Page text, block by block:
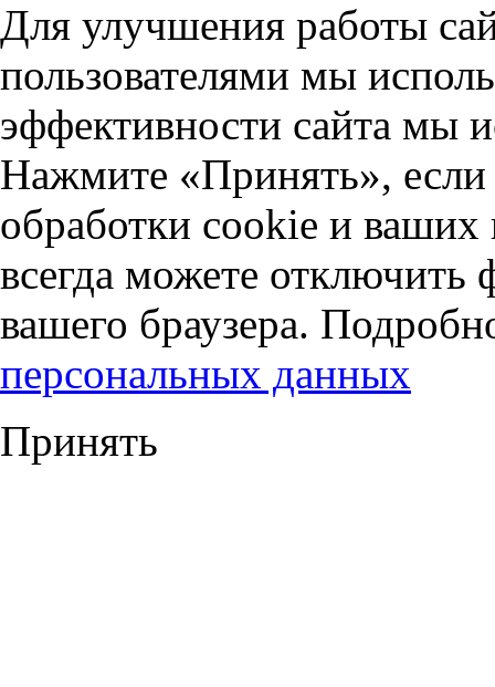
Для улучшения работы
пользователями мы
эффективности сайта мы
Нажмите «Принять», если
обработки cookie и
всегда можете отключить
вашего браузера.
персональных данных
Принять